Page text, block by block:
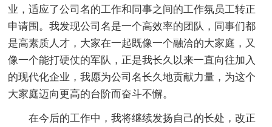
业，适应了公司名的工作和同事之间的工作氛员工转正
申请围。我发现公司名是一个高效率的团队，同事们都
是高素质人才，大家在一起既像一个融洽的大家庭，又
像一个能打硬仗的军队，正是我长久以来一直向往加入
的现代化企业，我愿为公司名长久地贡献力量，为这个
大家庭迈向更高的台阶而奋斗不懈。
在今后的工作中，我将继续发扬自己的长处，改正